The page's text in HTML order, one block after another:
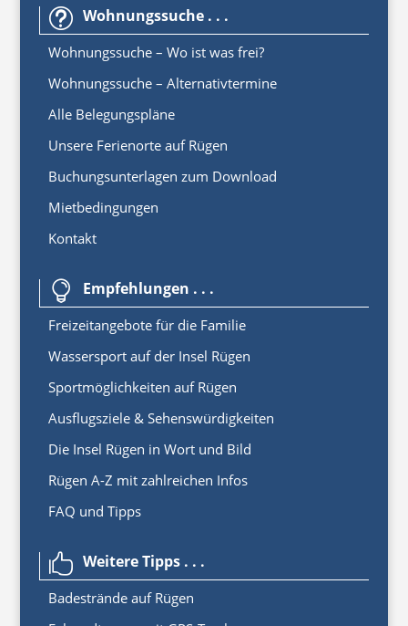
t Wohnungssuche . . .
Wohnungssuche – Wo ist was frei?
Wohnungssuche – Alternativtermine
Alle Belegungspläne
Unsere Ferienorte auf Rügen
Buchungsunterlagen zum Download
Mietbedingungen
Kontakt
 Empfehlungen . . .
Freizeitangebote für die Familie
Wassersport auf der Insel Rügen
Sportmöglichkeiten auf Rügen
Ausflugsziele & Sehenswürdigkeiten
Die Insel Rügen in Wort und Bild
Rügen A-Z mit zahlreichen Infos
FAQ und Tipps
 Weitere Tipps . . .
Badestrände auf Rügen